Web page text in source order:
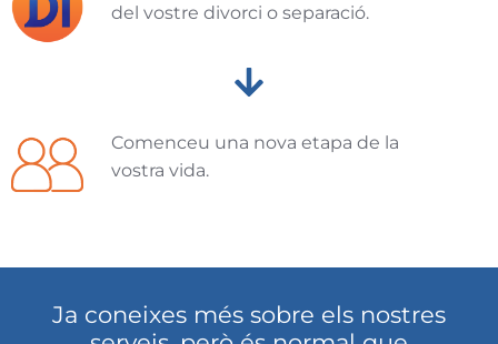
del vostre divorci o separació.
Comenceu una nova etapa de la
vostra vida.
Ja coneixes més sobre els nostres